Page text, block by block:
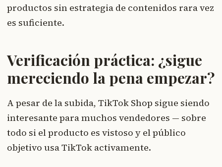
productos sin estrategia de contenidos rara vez
es suficiente.
Verificación práctica: ¿sigue
mereciendo la pena empezar?
A pesar de la subida, TikTok Shop sigue siendo
interesante para muchos vendedores — sobre
todo si el producto es vistoso y el público
objetivo usa TikTok activamente.